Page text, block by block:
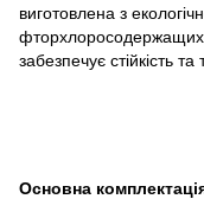
виготовлена з
забезпечує стійкість
Основна